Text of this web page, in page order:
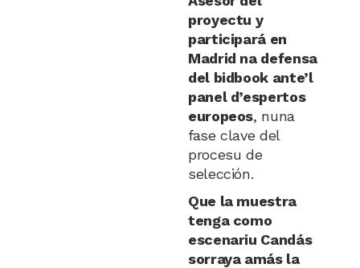
proyectu y
participará en
Madrid na defensa
del bidbook ante’l
panel d’espertos
europeos, nuna
fase clave del
procesu de
selección.
Que la muestra
tenga como
escenariu Candás
sorraya amás la